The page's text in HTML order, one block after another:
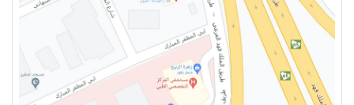
اعراض الماء الازرق بالعين